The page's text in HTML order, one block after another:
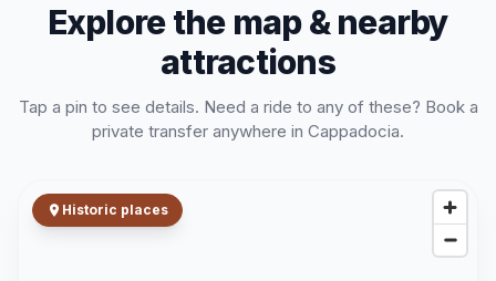
Explore the map & nearby
attractions
Tap a pin to see details. Need a ride to any of these? Book a
private transfer anywhere in Cappadocia.
Historic places